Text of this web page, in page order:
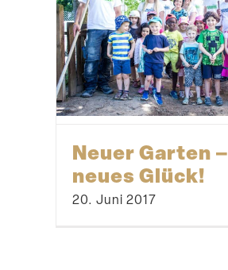
Neuer Garten –
neues Glück!
20. Juni 2017